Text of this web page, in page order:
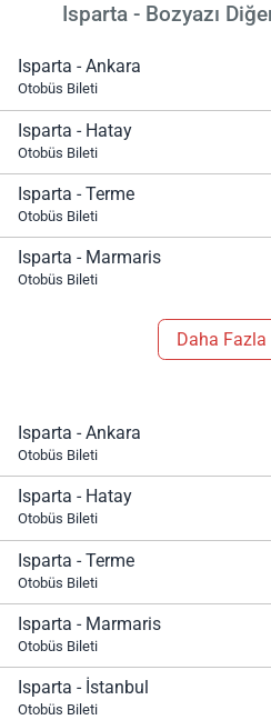
Isparta - Bozyazı
Isparta - Ankara
Otobüs Bileti
Isparta - Hatay
Otobüs Bileti
Isparta - Terme
Otobüs Bileti
Isparta - Marmaris
Otobüs Bileti
Daha Fazla
Isparta - Ankara
Otobüs Bileti
Isparta - Hatay
Otobüs Bileti
Isparta - Terme
Otobüs Bileti
Isparta - Marmaris
Otobüs Bileti
Isparta - İstanbul
Otobüs Bileti